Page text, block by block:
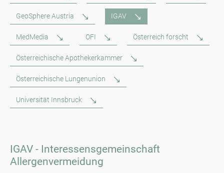
GeoSphere Austria IGAV
MedMedia OFI Österreich forscht
Österreichische Apothekerkammer
Österreichische Lungenunion
Universität Innsbruck
IGAV - Interessensgemeinschaft
Allergenvermeidung